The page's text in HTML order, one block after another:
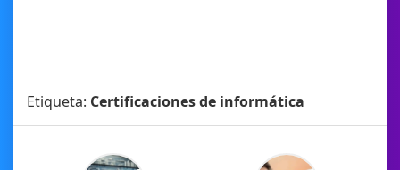
Etiqueta: Certificaciones de informática